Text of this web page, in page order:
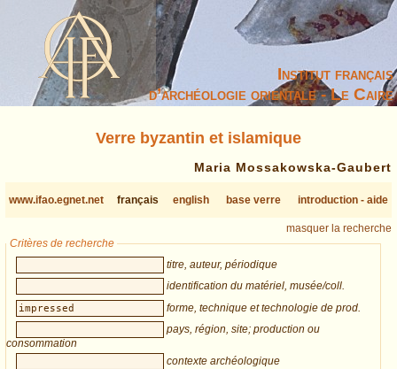
Institut français
d’archéologie orientale - Le Caire
Verre byzantin et islamique
Maria Mossakowska-Gaubert
www.ifao.egnet.net français english base verre introduction - aide
masquer la recherche
Critères de recherche
titre, auteur, périodique
identification du matériel, musée/coll.
forme, technique et technologie de prod.
pays, région, site; production ou
consommation
contexte archéologique